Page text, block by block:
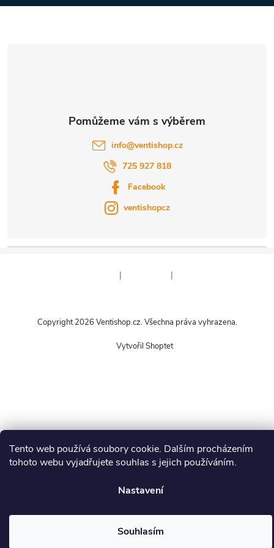
Tento web používá soubory cookie. Dalším procházením
tohoto webu vyjadřujete souhlas s jejich používáním.
Nastavení
Souhlasím
info@ventishop.cz
725 927 818
Facebook
ventishopcz
| |
Vytvořil Shoptet
Copyright 2026 Ventishop.cz. Všechna práva vyhrazena.